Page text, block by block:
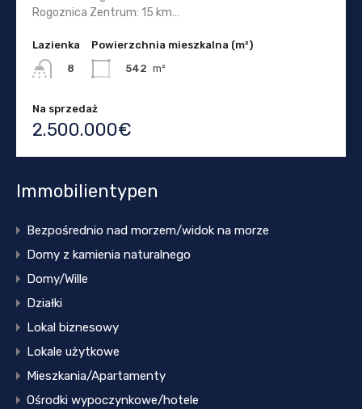
Rogoznica Zentrum: 15 km…
Lazienka
8
Powierzchnia mieszkalna (m²)
542 m²
Na sprzedaż
2.500.000€
Immobilientypen
Bezpośrednio nad morzem/widok na morze
Domy z kamienia naturalnego
Domy/Wille
Działki
Lokal biznesowy
Lokale użytkowe
Mieszkania/Apartamenty
Ośrodki wypoczynkowe/hotele